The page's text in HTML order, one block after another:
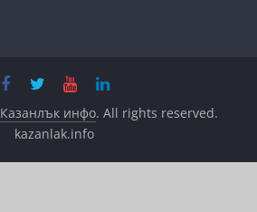
Казанлък инфо. All rights reserved.
kazanlak.info